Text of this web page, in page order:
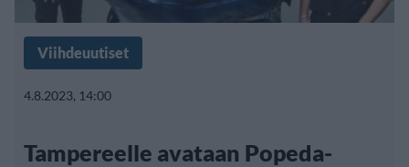
Viihdeuutiset
4.8.2023, 14:00
Tampereelle avataan Popeda-